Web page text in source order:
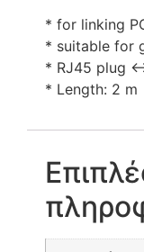
* for linking
* suitable for
* RJ45 plug
* Length: 2 m